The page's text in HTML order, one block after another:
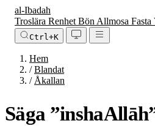
al-Ibadah
Troslära Renhet Bön Allmosa Fasta
Ctrl+K
Hem
/Blandat
/ Åkallan
Säga